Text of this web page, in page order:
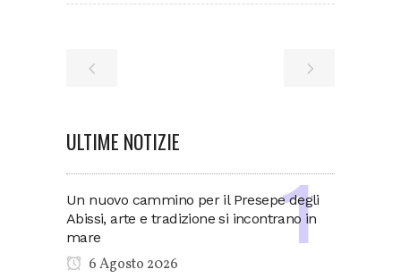
ULTIME NOTIZIE
Un nuovo cammino per il Presepe degli
Abissi, arte e tradizione si incontrano in
mare
6 Agosto 2026